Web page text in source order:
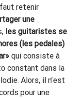
retenir
une
les guitaristes se
(les pedales).
qui consiste à
constant dans la
Alors, il n’est
pour une